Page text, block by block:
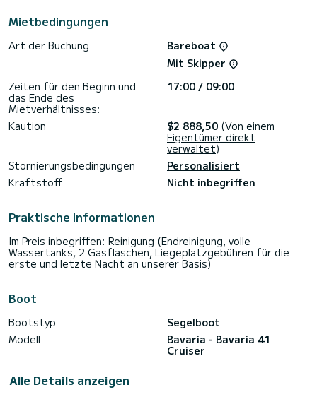
Mietbedingungen
Art der Buchung
Bareboat
Mit Skipper
Zeiten für den Beginn und
das Ende des
Mietverhältnisses:
17:00 / 09:00
Kaution $2 888,50 (Von einem
Eigentümer direkt
verwaltet)
Stornierungsbedingungen
Personalisiert
Kraftstoff
Nicht inbegriffen
Praktische Informationen
Im Preis inbegriffen: Reinigung (Endreinigung, volle
Wassertanks, 2 Gasflaschen, Liegeplatzgebühren für die
erste und letzte Nacht an unserer Basis)
Boot
Bootstyp
Segelboot
Modell
Bavaria - Bavaria 41
Cruiser
Alle Details anzeigen